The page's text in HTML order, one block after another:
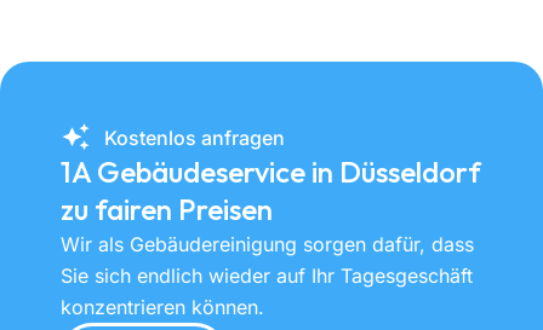
Kostenlos anfragen
1A Gebäudeservice in Düsseldorf
zu fairen Preisen
Wir als Gebäudereinigung sorgen dafür, dass
Sie sich endlich wieder auf Ihr Tagesgeschäft
konzentrieren können.